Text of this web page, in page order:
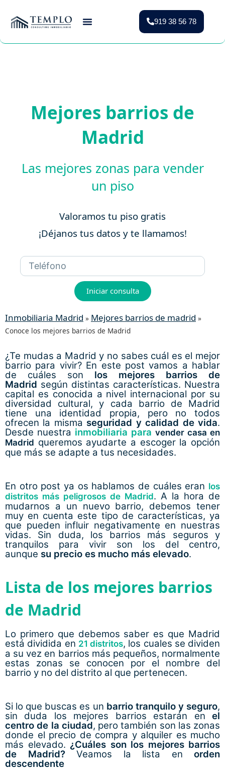
919 38 56 78
Mejores barrios de
Madrid
Las mejores zonas para vender
un piso
Valoramos tu piso gratis
¡Déjanos tus datos y te llamamos!
Iniciar consulta
Inmobiliaria Madrid » Mejores barrios de madrid »
Conoce los mejores barrios de Madrid
¿Te mudas a Madrid y no sabes cuál es el mejor
barrio para vivir? En este post vamos a hablar
de cuáles son los mejores barrios de
Madrid según distintas características. Nuestra
capital es conocida a nivel internacional por su
diversidad cultural, y cada barrio de Madrid
tiene una identidad propia, pero no todos
ofrecen la misma seguridad y calidad de vida.
Desde nuestra inmobiliaria para vender casa en
Madrid queremos ayudarte a escoger la opción
que más se adapte a tus necesidades.
En otro post ya os hablamos de cuáles eran los
distritos más peligrosos de Madrid. A la hora de
mudarnos a un nuevo barrio, debemos tener
muy en cuenta este tipo de características, ya
que pueden influir negativamente en nuestras
vidas. Sin duda, los barrios más seguros y
tranquilos para vivir son los del centro,
aunque su precio es mucho más elevado.
Lista de los mejores barrios
de Madrid
Lo primero que debemos saber es que Madrid
está dividida en 21 distritos, los cuales se dividen
a su vez en barrios más pequeños, normalmente
estas zonas se conocen por el nombre del
barrio y no del distrito al que pertenecen.
Si lo que buscas es un barrio tranquilo y seguro,
sin duda los mejores barrios estarán en el
centro de la ciudad, pero también son las zonas
donde el precio de compra y alquiler es mucho
más elevado. ¿Cuáles son los mejores barrios
de Madrid? Veamos la lista en orden
descendente